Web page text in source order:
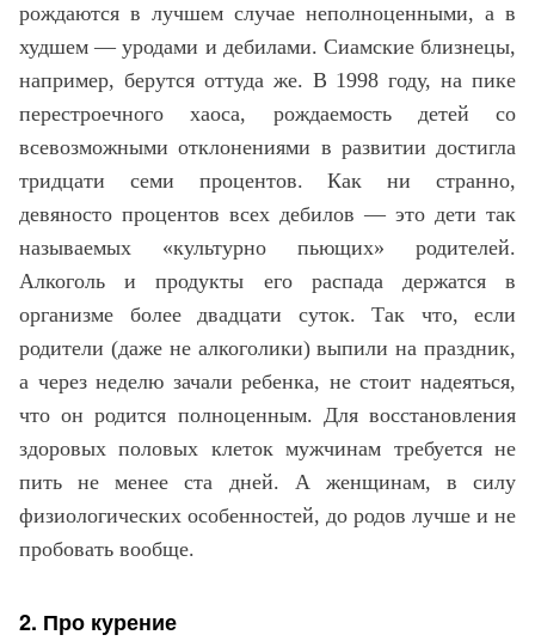
рождаются в лучшем случае неполноценными, а в
худшем — уродами и дебилами. Сиамские близнецы,
например, берутся оттуда же. В 1998 году, на пике
перестроечного хаоса, рождаемость детей со
всевозможными отклонениями в развитии достигла
тридцати семи процентов. Как ни странно,
девяносто процентов всех дебилов — это дети так
называемых «культурно пьющих» родителей.
Алкоголь и продукты его распада держатся в
организме более двадцати суток. Так что, если
родители (даже не алкоголики) выпили на праздник,
а через неделю зачали ребенка, не стоит надеяться,
что он родится полноценным. Для восстановления
здоровых половых клеток мужчинам требуется не
пить не менее ста дней. А женщинам, в силу
физиологических особенностей, до родов лучше и не
пробовать вообще.
2. Про курение